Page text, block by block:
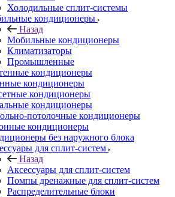
Холодильные сплит-системы
кондиционеры
Назад
Мобильные кондиционеры
Климатизаторы
Промышленные
кондиционеры
кондиционеры
кондиционеры
кондиционеры
потолочные кондиционеры
кондиционеры
без наружного блока
для сплит-систем
Назад
Аксессуары для сплит-систем
Помпы дренажные для сплит-систем
Распределительные блоки